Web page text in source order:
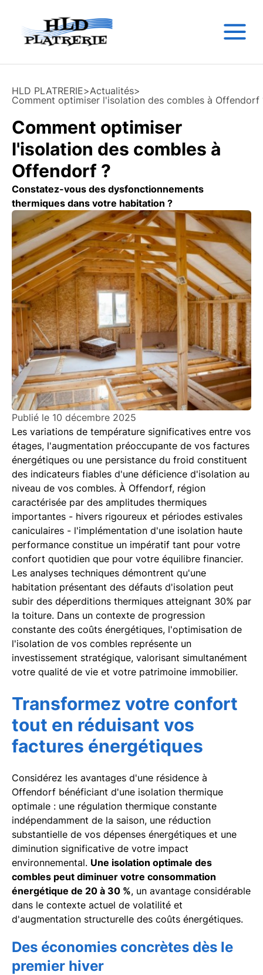
HLD PLATRERIE>Actualités>
Comment optimiser l'isolation des combles à Offendorf
Comment optimiser
l'isolation des combles à
Offendorf ?
Constatez-vous des dysfonctionnements
thermiques dans votre habitation ?
Publié le 10 décembre 2025
Les variations de température significatives entre vos
étages, l'augmentation préoccupante de vos factures
énergétiques ou une persistance du froid constituent
des indicateurs fiables d'une déficience d'isolation au
niveau de vos combles. À Offendorf, région
caractérisée par des amplitudes thermiques
importantes - hivers rigoureux et périodes estivales
caniculaires - l'implémentation d'une isolation haute
performance constitue un impératif tant pour votre
confort quotidien que pour votre équilibre financier.
Les analyses techniques démontrent qu'une
habitation présentant des défauts d'isolation peut
subir des déperditions thermiques atteignant 30% par
la toiture. Dans un contexte de progression
constante des coûts énergétiques, l'optimisation de
l'isolation de vos combles représente un
investissement stratégique, valorisant simultanément
votre qualité de vie et votre patrimoine immobilier.
Transformez votre confort
tout en réduisant vos
factures énergétiques
Considérez les avantages d'une résidence à
Offendorf bénéficiant d'une isolation thermique
optimale : une régulation thermique constante
indépendamment de la saison, une réduction
substantielle de vos dépenses énergétiques et une
diminution significative de votre impact
environnemental. Une isolation optimale des
combles peut diminuer votre consommation
énergétique de 20 à 30 %, un avantage considérable
dans le contexte actuel de volatilité et
d'augmentation structurelle des coûts énergétiques.
Des économies concrètes dès le
premier hiver